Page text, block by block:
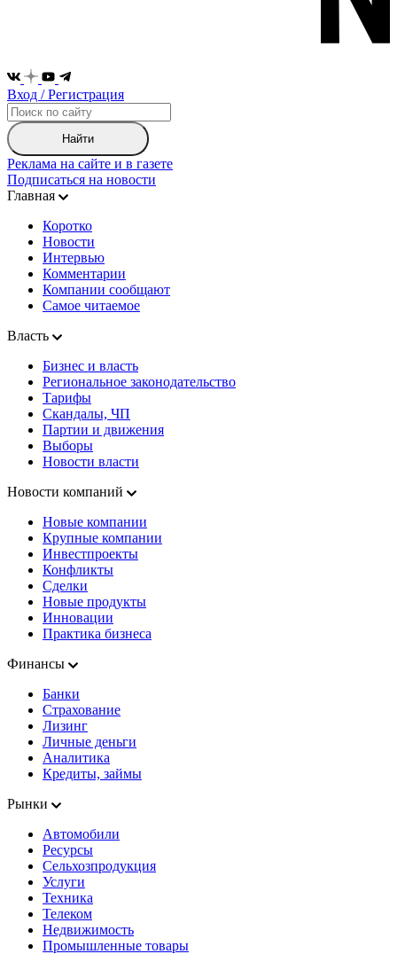
Вход / Регистрация
Найти
Реклама на сайте и в газете
Подписаться на новости
Главная
Коротко
Новости
Интервью
Комментарии
Компании сообщают
Самое читаемое
Власть
Бизнес и власть
Региональное законодательство
Тарифы
Скандалы, ЧП
Партии и движения
Выборы
Новости власти
Новости компаний
Новые компании
Крупные компании
Инвестпроекты
Конфликты
Сделки
Новые продукты
Инновации
Практика бизнеса
Финансы
Банки
Страхование
Лизинг
Личные деньги
Аналитика
Кредиты, займы
Рынки
Автомобили
Ресурсы
Сельхозпродукция
Услуги
Техника
Телеком
Недвижимость
Промышленные товары